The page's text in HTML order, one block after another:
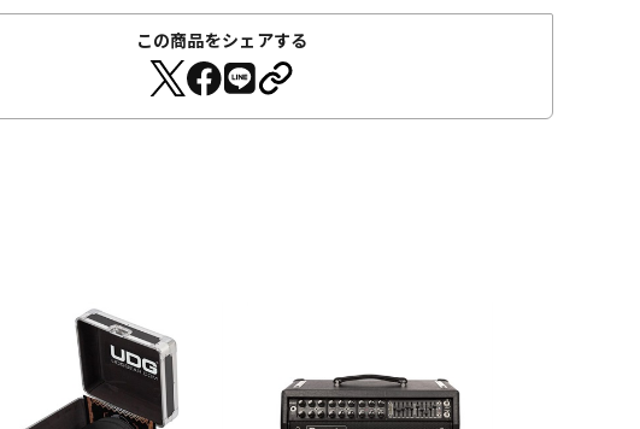
この商品をシェアする